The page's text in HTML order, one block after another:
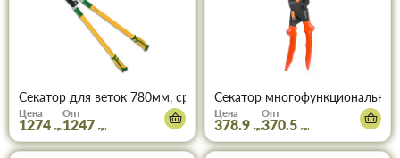
Секатор для веток 780мм, срез косой VERANO 71-835
Цена
1274 грн
Опт
1247 грн
Секатор многофункциональный
Цена
378.9 грн
Опт
370.5 грн